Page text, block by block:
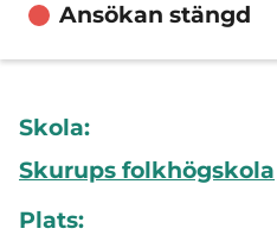
Ansökan stängd
Skola:
Skurups folkhögskola
Plats: